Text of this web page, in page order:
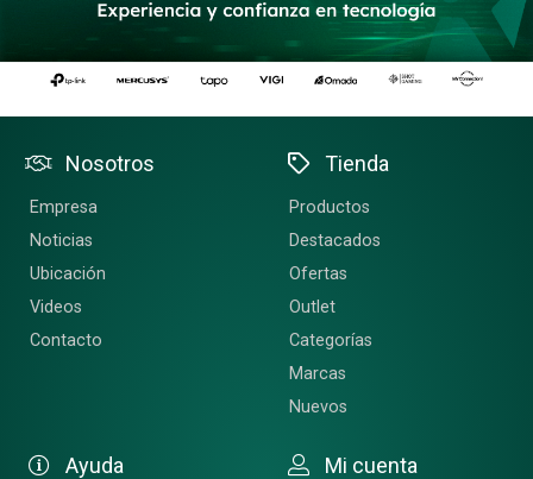
Nosotros
Empresa
Noticias
Ubicación
Videos
Contacto
Tienda
Productos
Destacados
Ofertas
Outlet
Categorías
Marcas
Nuevos
Ayuda Mi cuenta